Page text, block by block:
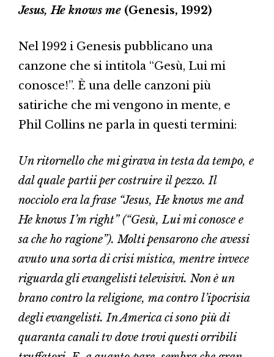
Jesus, He knows me (Genesis, 1992)
Nel 1992 i Genesis pubblicano una
canzone che si intitola “Gesù, Lui mi
conosce!”. È una delle canzoni più
satiriche che mi vengono in mente, e
Phil Collins ne parla in questi termini:
Un ritornello che mi girava in testa da tempo, e
dal quale partii per costruire il pezzo. Il
nocciolo era la frase “Jesus, He knows me and
He knows I’m right” (“Gesù, Lui mi conosce e
sa che ho ragione”). Molti pensarono che avessi
avuto una sorta di crisi mistica, mentre invece
riguarda gli evangelisti televisivi. Non è un
brano contro la religione, ma contro l’ipocrisia
degli evangelisti. In America ci sono più di
quaranta canali tv dove trovi questi orribili